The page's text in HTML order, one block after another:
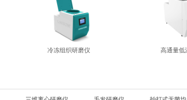
冷冻组织研磨仪 高通量低